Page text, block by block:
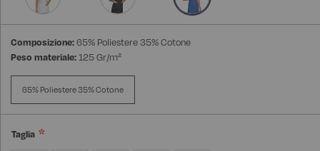
Composizione:65% Poliestere 35% Cotone
Peso materiale:125 Gr/m²
65% Poliestere 35% Cotone
Taglia